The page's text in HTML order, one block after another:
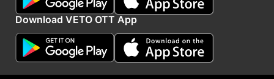
Download VETO OTT App